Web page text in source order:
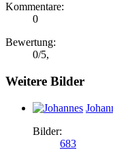
Kommentare:
0
Bewertung:
0/5,
Weitere Bilder
Bilder:
683